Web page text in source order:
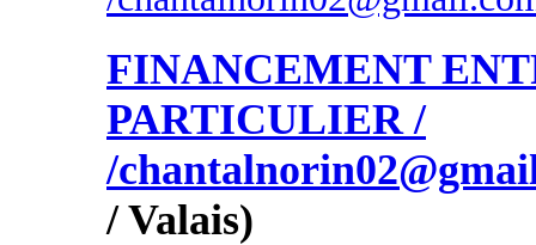
FINANCEMENT
PARTICULIER /
/
/ Valais)